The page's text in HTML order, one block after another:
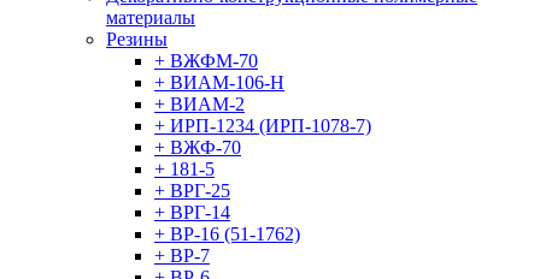
материалы
Резины
+ ВЖФМ-70
+ ВИАМ-106-Н
+ ВИАМ-2
+ ИРП-1234 (ИРП-1078-7)
+ ВЖФ-70
+ 181-5
+ ВРГ-25
+ ВРГ-14
+ ВР-16 (51-1762)
+ ВР-7